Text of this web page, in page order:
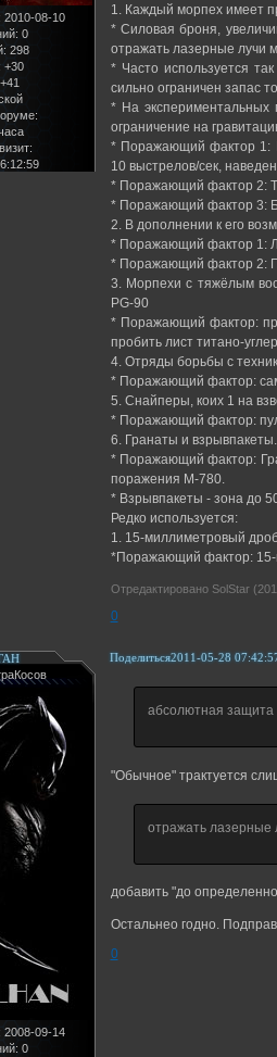
: 2010-08-10
0
298
+30
+41
1. Каждый морпех имеет
* Силовая броня,
отражать лазерные лучи
* Часто используется
сильно ограничен запас
* На экспериментальных
ограничение на
* Поражающий фактор 1:
10 выстрелов/сек,
* Поражающий фактор 2:
* Поражающий фактор 3:
2. В дополнении к его
* Поражающий фактор 1:
* Поражающий фактор 2:
3. Морпехи с тяжёлым
PG-90
* Поражающий фактор:
пробить лист титано-
4. Отряды борьбы с
* Поражающий фактор:
5. Снайперы, коих 1 на
* Поражающий фактор:
6. Гранаты и
* Поражающий фактор:
поражения М-780.
* Взрывпакеты - зона до
Редко используется:
1. 15-миллиметровый
*Поражающий фактор: 15-
Отредактировано SolStar
0
Поделиться2011-05-28
: 2008-09-14
0
абсолютная защита
"Обычное" трактуется
отражать лазерные
добавить "до
Остальнео годно.
0